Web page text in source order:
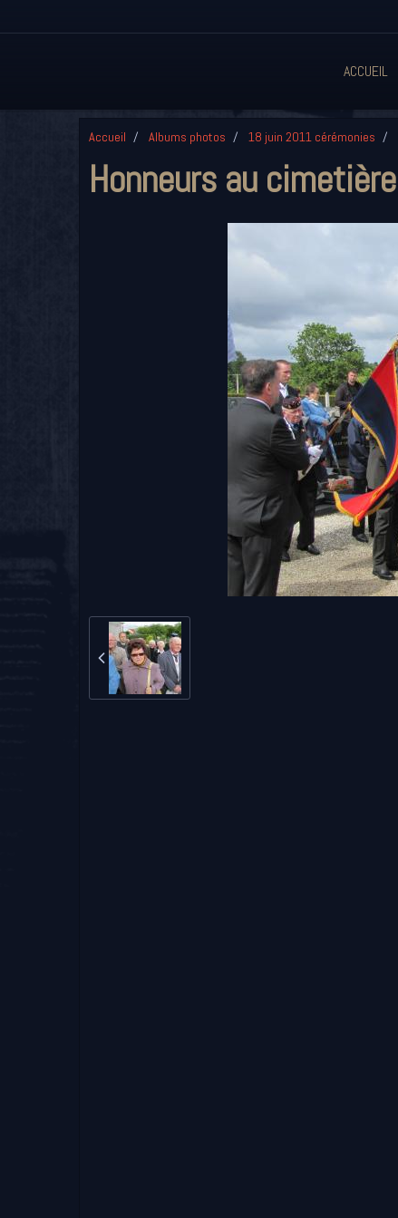
ACCUEIL
Accueil Albums photos 18 juin 2011 cérémonies
Honneurs au cimetière